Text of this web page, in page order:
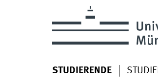
STUDIERENDE